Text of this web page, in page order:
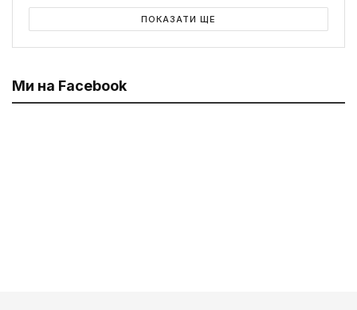
ПОКАЗАТИ ЩЕ
Ми на Facebook